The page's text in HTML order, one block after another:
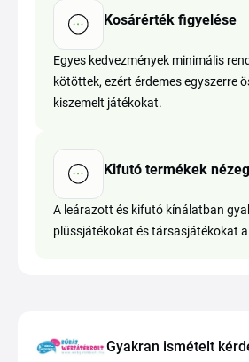
Kosárérték figyelése
Egyes kedvezmények minimális
kötöttek, ezért érdemes egyszerre
kiszemelt játékokat.
Kifutó termékek
A leárazott és kifutó kínálatban
plüssjátékokat és társasjátékokat
Gyakran ismételt